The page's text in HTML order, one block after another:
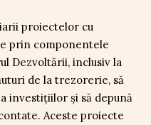
proiectelor cu
prin componentele
Dezvoltării, inclusiv la
de la trezorerie, să
investițiilor și să depună
Aceste proiecte